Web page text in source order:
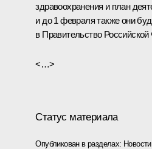
здравоохранения и план
и до 1 февраля также они
в Правительство
<…>
Статус материала
Опубликован в разделах: Новости,